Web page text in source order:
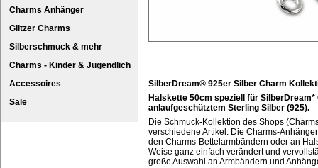
Charms Anhänger
Glitzer Charms
Silberschmuck & mehr
Charms - Kinder & Jugendlich
Accessoires
Sale
SilberDream® 925er Silber Charm
Halskette 50cm speziell für
anlaufgeschütztem Sterling Silber (925).
Die Schmuck-Kollektion des Shops
verschiedene Artikel. Die Charms-
den Charms-Bettelarmbändern oder an
Weise ganz einfach verändert und
große Auswahl an Armbändern und